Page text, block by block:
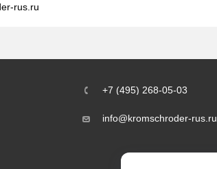
rus.ru
+7 (495) 268-05-03
info@kromschroder-rus.ru